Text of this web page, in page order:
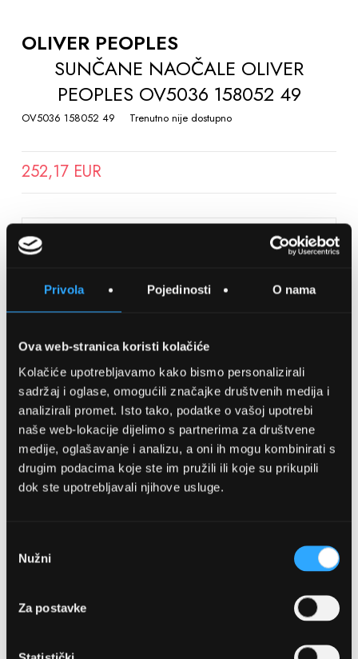
Privola Pojedinosti O nama
Ova web-stranica koristi kolačiće
Kolačiće upotrebljavamo kako bismo personalizirali
sadržaj i oglase, omogućili značajke društvenih medija i
analizirali promet. Isto tako, podatke o vašoj upotrebi
naše web-lokacije dijelimo s partnerima za društvene
medije, oglašavanje i analizu, a oni ih mogu kombinirati s
drugim podacima koje ste im pružili ili koje su prikupili
dok ste upotrebljavali njihove usluge.
pristanka
Nužni
Za postavke
THE
BEGINNING
GALLERY
OLIVER PEOPLES
SUNČANE NAOČALE OLIVER
PEOPLES OV5036 158052 49
OV5036 158052 49 Trenutno nije dostupno
252,17 EUR
SPREMITE NA LISTU ŽELJA
Detalji
OPTIKA NJEGO, POSLOVNICA 1